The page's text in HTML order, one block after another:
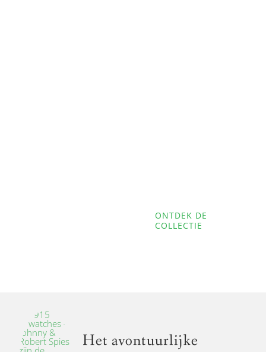
ONTDEK DE
COLLECTIE
Het avontuurlijke